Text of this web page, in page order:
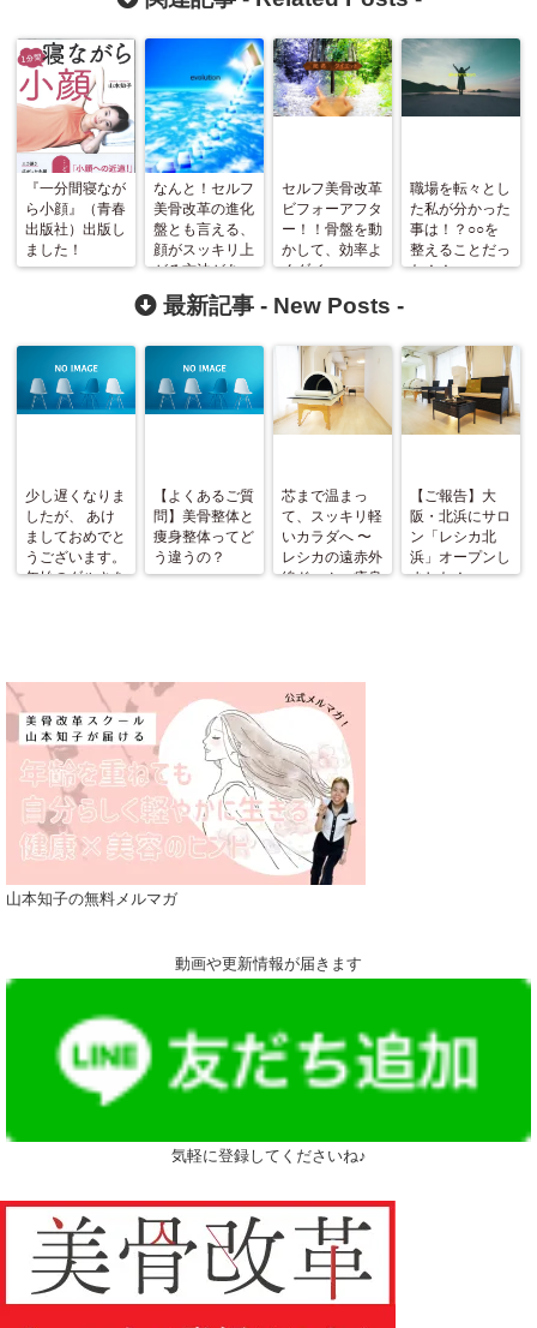
『一分間寝なが
ら小顔』（青春
出版社）出版し
ました！
なんと！セルフ
美骨改革の進化
盤とも言える、
顔がスッキリ上
がる方法があっ
たんです！！
セルフ美骨改革
ビフォーアフタ
ー！！骨盤を動
かして、効率よ
くダイエッ
職場を転々とし
た私が分かった
事は！？○○を
整えることだっ
た！！
最新記事 - New Posts -
少し遅くなりま
したが、 あけ
ましておめでと
うございます。
年始のダルさを
【よくあるご質
問】美骨整体と
痩身整体ってど
う違うの？
芯まで温まっ
て、スッキリ軽
いカラダへ 〜
レシカの遠赤外
線ドーム＋痩身
【ご報告】大
阪・北浜にサロ
ン「レシカ北
浜」オープンし
ました！
山本知子の無料メルマガ
動画や更新情報が届きます
気軽に登録してくださいね♪